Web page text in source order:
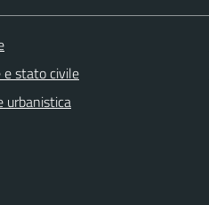
e stato civile
urbanistica